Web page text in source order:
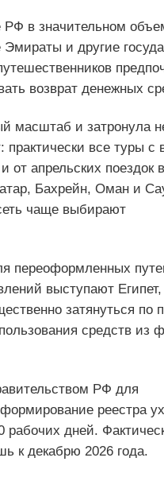
РФ в значительном
и другие
возврат денежных
масштаб и затронула
практически все туры с
от апрельских поездок в
Бахрейн, Оман и
чаще выбирают
переоформленных
выступают
затянуться по
средств из
РФ для
реестра
дней.
к декабрю 2026 года.